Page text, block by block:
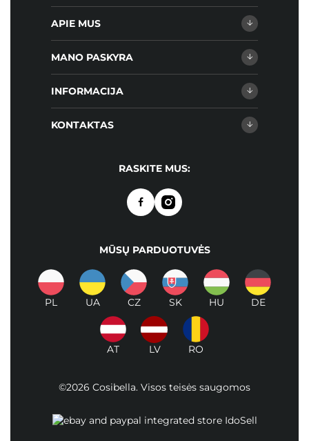
APIE MUS
MANO PASKYRA
INFORMACIJA
KONTAKTAS
RASKITE MUS:
MŪSŲ PARDUOTUVĖS
PL UA CZ SK HU DE
AT LV RO
©2026 Cosibella. Visos teisės saugomos